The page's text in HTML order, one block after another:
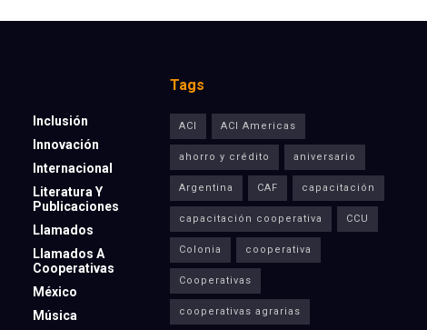
Inclusión
Innovación
Internacional
Literatura Y
Publicaciones
Llamados
Llamados A
Cooperativas
México
Música
Tags
ACI ACI Americas
ahorro y crédito aniversario
Argentina CAF capacitación
capacitación cooperativa CCU
Colonia cooperativa
Cooperativas
cooperativas agrarias